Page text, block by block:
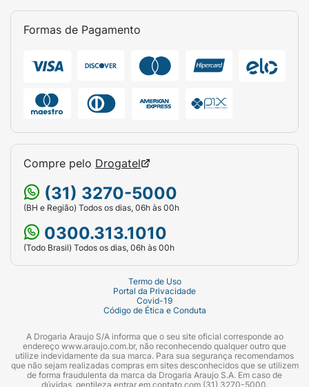
Formas de Pagamento
Compre pelo Drogatel
(31) 3270-5000
(BH e Região) Todos os dias, 06h às 00h
0300.313.1010
(Todo Brasil) Todos os dias, 06h às 00h
Termo de Uso
Portal da Privacidade
Covid-19
Código de Ética e Conduta
A Drogaria Araujo S/A informa que o seu site oficial corresponde ao
endereço www.araujo.com.br, não reconhecendo qualquer outro que
utilize indevidamente da sua marca. Para sua segurança recomendamos
que não sejam realizadas compras em sites desconhecidos que se utilizem
de forma fraudulenta da marca da Drogaria Araujo S.A. Em caso de
dúvidas, gentileza entrar em contato com (31) 3270-5000.